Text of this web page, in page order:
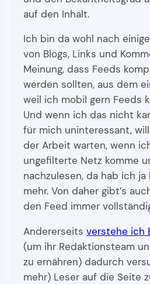
auf den Inhalt.
Ich bin da wohl nach
von Blogs, Links und
Meinung, dass Feeds
werden sollten, aus dem
weil ich mobil gern Feeds
Und wenn ich das nicht
für mich uninteressant,
der Arbeit warten, wenn
ungefilterte Netz komme
nachzulesen, da hab ich ja
mehr. Von daher gibt’s
den Feed immer
Andererseits verstehe ich
(um ihr Redaktionsteam
zu ernähren) dadurch
mehr) Leser auf die Seite